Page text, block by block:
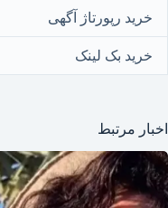
خرید رپورتاژ آگهی
خرید بک لینک
اخبار مرتبط